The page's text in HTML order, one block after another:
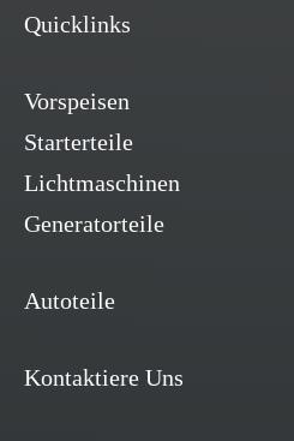
Quicklinks
Vorspeisen
Starterteile
Lichtmaschinen
Generatorteile
Autoteile
Kontaktiere Uns